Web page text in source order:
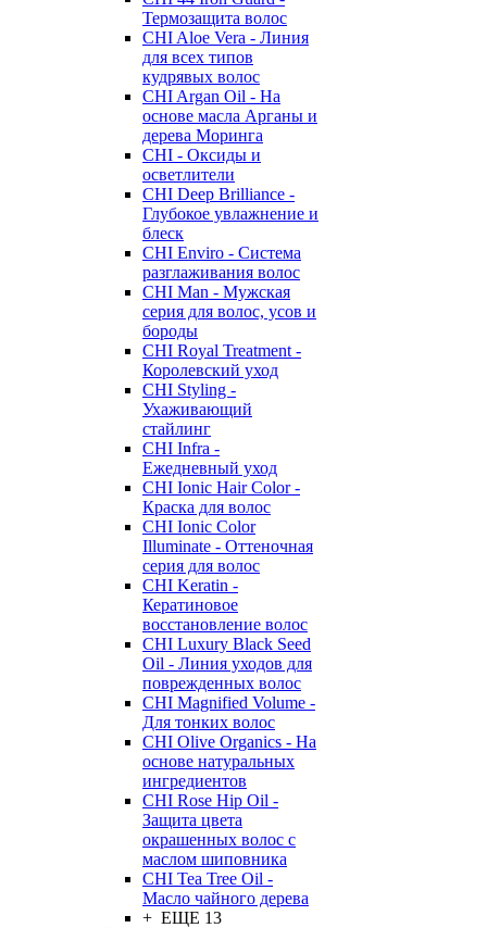
Термозащита волос
CHI Aloe Vera - Линия
для всех типов
кудрявых волос
CHI Argan Oil - На
основе масла Арганы и
дерева Моринга
CHI - Оксиды и
осветлители
CHI Deep Brilliance -
Глубокое увлажнение и
блеск
CHI Enviro - Система
разглаживания волос
CHI Man - Мужская
серия для волос, усов и
бороды
CHI Royal Treatment -
Королевский уход
CHI Styling -
Ухаживающий
стайлинг
CHI Infra -
Ежедневный уход
CHI Ionic Hair Color -
Краска для волос
CHI Ionic Color
Illuminate - Оттеночная
серия для волос
CHI Keratin -
Кератиновое
восстановление волос
CHI Luxury Black Seed
Oil - Линия уходов для
поврежденных волос
CHI Magnified Volume -
Для тонких волос
CHI Olive Organics - На
основе натуральных
ингредиентов
CHI Rose Hip Oil -
Защита цвета
окрашенных волос с
маслом шиповника
CHI Tea Tree Oil -
Масло чайного дерева
+ ЕЩЕ 13